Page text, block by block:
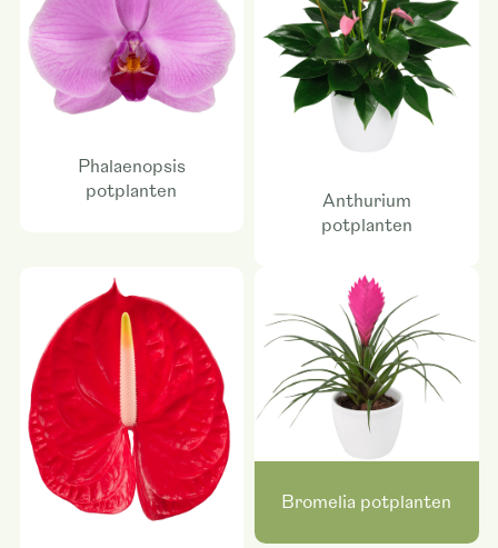
Phalaenopsis
potplanten
Anthurium
potplanten
Bromelia potplanten